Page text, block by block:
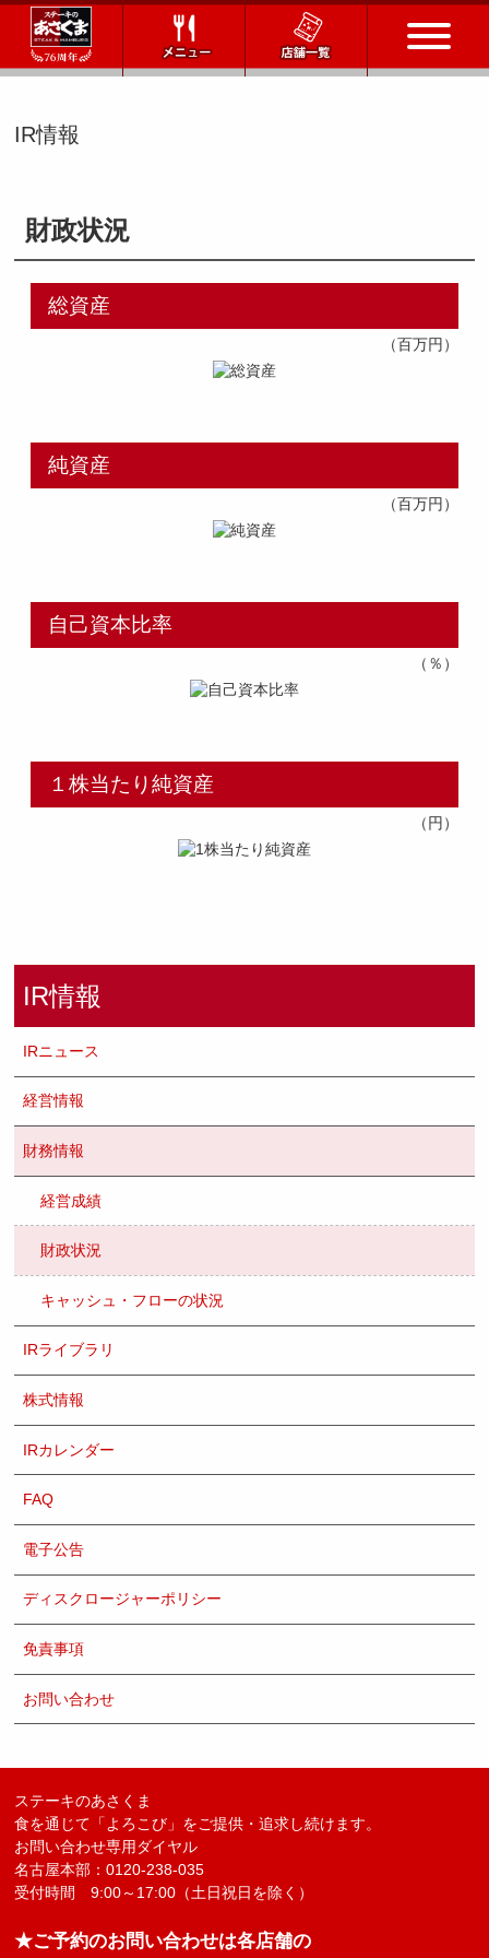
メニュー
会社情報
採用情報
IR情報
財政状況
総資産
（百万円）
純資産
（百万円）
自己資本比率
（％）
１株当たり純資産
（円）
IR情報
IRニュース
経営情報
財務情報
経営成績
財政状況
キャッシュ・フローの状況
IRライブラリ
株式情報
IRカレンダー
FAQ
電子公告
ディスクロージャーポリシー
免責事項
お問い合わせ
ステーキのあさくま
食を通じて「よろこび」をご提供・追求し続けます。
お問い合わせ専用ダイヤル
名古屋本部：0120-238-035
受付時間 9:00～17:00（土日祝日を除く）
★ご予約のお問い合わせは各店舗の